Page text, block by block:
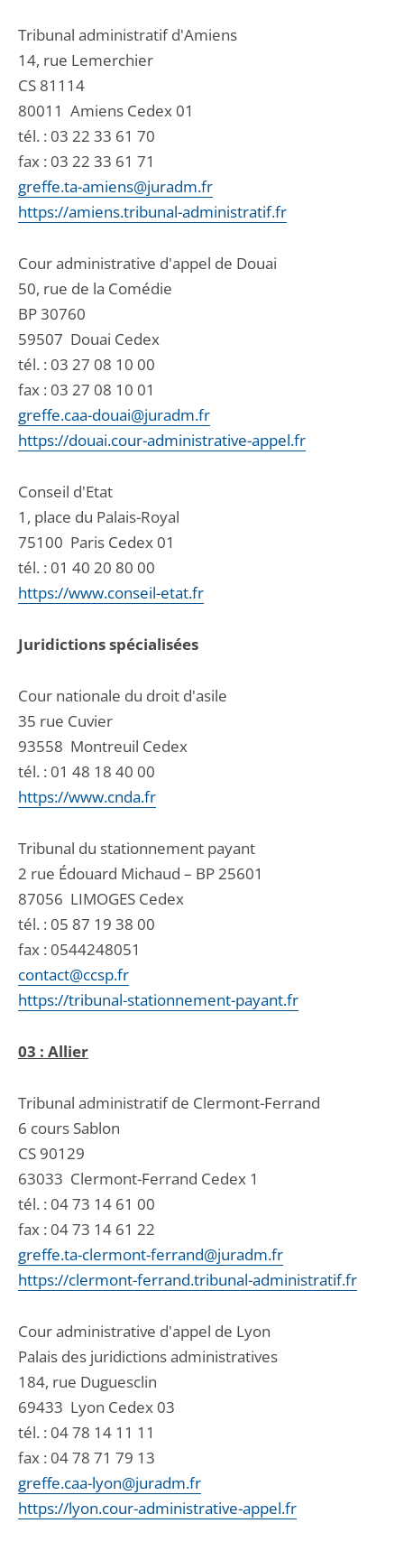
Tribunal administratif d'Amiens
14, rue Lemerchier
CS 81114
80011 Amiens Cedex 01
tél. : 03 22 33 61 70
fax : 03 22 33 61 71
greffe.ta-amiens@juradm.fr
https://amiens.tribunal-administratif.fr
Cour administrative d'appel de Douai
50, rue de la Comédie
BP 30760
59507 Douai Cedex
tél. : 03 27 08 10 00
fax : 03 27 08 10 01
greffe.caa-douai@juradm.fr
https://douai.cour-administrative-appel.fr
Conseil d'Etat
1, place du Palais-Royal
75100 Paris Cedex 01
tél. : 01 40 20 80 00
https://www.conseil-etat.fr
Juridictions spécialisées
Cour nationale du droit d'asile
35 rue Cuvier
93558 Montreuil Cedex
tél. : 01 48 18 40 00
https://www.cnda.fr
Tribunal du stationnement payant
2 rue Édouard Michaud – BP 25601
87056 LIMOGES Cedex
tél. : 05 87 19 38 00
fax : 0544248051
contact@ccsp.fr
https://tribunal-stationnement-payant.fr
03 : Allier
Tribunal administratif de Clermont-Ferrand
6 cours Sablon
CS 90129
63033 Clermont-Ferrand Cedex 1
tél. : 04 73 14 61 00
fax : 04 73 14 61 22
greffe.ta-clermont-ferrand@juradm.fr
https://clermont-ferrand.tribunal-administratif.fr
Cour administrative d'appel de Lyon
Palais des juridictions administratives
184, rue Duguesclin
69433 Lyon Cedex 03
tél. : 04 78 14 11 11
fax : 04 78 71 79 13
greffe.caa-lyon@juradm.fr
https://lyon.cour-administrative-appel.fr